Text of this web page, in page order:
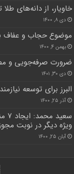
خاویار، از دانه‌های طلا
دی ۸, ۱۴۰۰
موضوع حجاب و عفاف
بهمن ۴, ۱۴۰۰
ضرورت صرفه‌جویی و
دی ۳۰, ۱۴۰۱
البرز برای توسعه
آذر ۲۵, ۱۴۰۰
ویژه ‌دیگر در نوبت مجوز
آبان ۲۵, ۱۴۰۰